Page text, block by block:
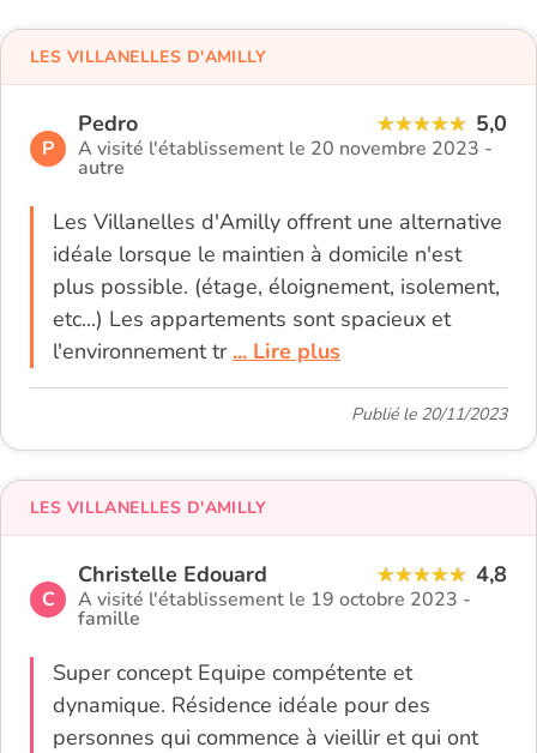
P
Pedro 5,0
A visité l'établissement le 20 novembre 2023 -
autre
Les Villanelles d'Amilly offrent une alternative
idéale lorsque le maintien à domicile n'est
plus possible. (étage, éloignement, isolement,
etc...) Les appartements sont spacieux et
l'environnement tr ... Lire plus
LES VILLANELLES D'AMILLY
Publié le 20/11/2023
C
Christelle Edouard 4,8
A visité l'établissement le 19 octobre 2023 -
famille
Super concept Equipe compétente et
dynamique. Résidence idéale pour des
personnes qui commence à vieillir et qui ont
LES VILLANELLES D'AMILLY